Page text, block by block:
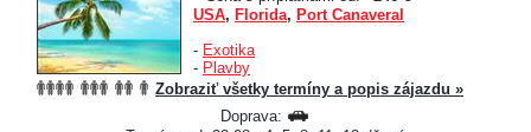
USA, Florida, Port Canaveral
- Exotika
- Plavby
Zobraziť všetky termíny a popis zájazdu »
Doprava: